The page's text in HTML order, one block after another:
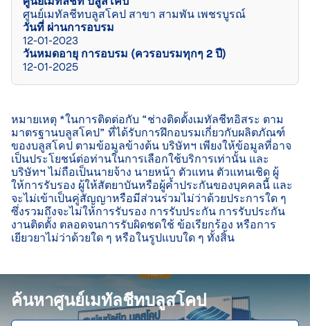
ศูนย์เมทัลชีทบลูสโคป สาขา สามพัน เพชรบูรณ์
วันที่ ผ่านการอบรม
12-01-2023
วันหมดอายุ การอบรม (ควรอบรมทุกๆ 2 ปี)
12-01-2025
หมายเหตุ *ในการติดต่อกับ “ช่างติดตั้งเมทัลชีทอิสระ ตาม
มาตรฐานบลูสโคป” ที่ได้รับการฝึกอบรมเกี่ยวกับผลิตภัณฑ์
ของบลูสโคป ตามข้อมูลข้างต้น บริษัทฯ เพียงให้ข้อมูลที่อาจ
เป็นประโยชน์ต่อท่านในการเลือกใช้บริการเท่านั้น และ
บริษัทฯ ไม่ถือเป็นนายจ้าง นายหน้า ตัวแทน ตัวแทนเชิด ผู้
ให้การรับรอง ผู้ให้สัตยาบันหรือผู้ค้ำประกันของบุคคลนี้ และ
จะไม่เข้าเป็นคู่สัญญาหรือมีส่วนร่วมไม่ว่าด้วยประการใด ๆ
ซึ่งรวมถึงจะไม่ให้การรับรอง การรับประกัน การรับประกัน
งานติดตั้ง ตลอดจนการรับผิดชดใช้ ข้อเรียกร้อง หรือการ
เยียวยาไม่ว่าด้วยใด ๆ หรือในรูปแบบใด ๆ ทั้งสิ้น
ค้นหาศูนย์เมทัลชีทบลูสโคป